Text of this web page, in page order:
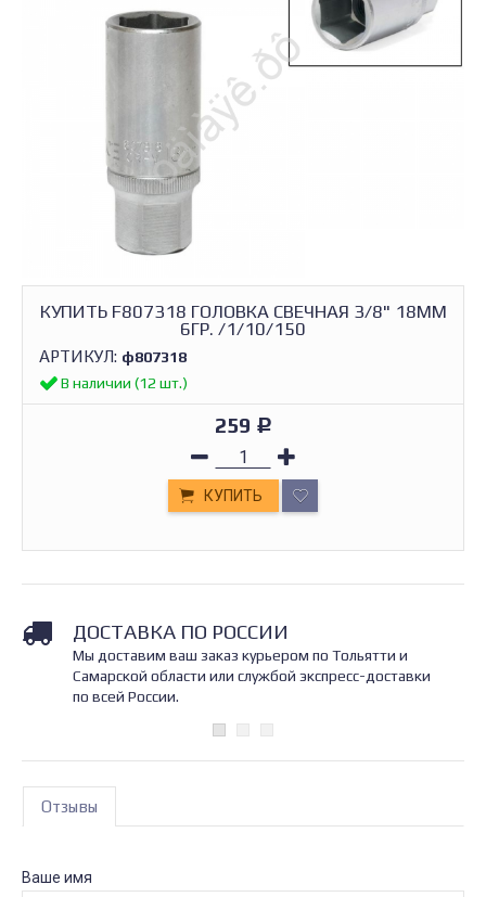
КУПИТЬ F807318 ГОЛОВКА СВЕЧНАЯ 3/8" 18ММ
6ГР. /1/10/150
АРТИКУЛ: ф807318
В наличии (12 шт.)
259 Р
КУПИТЬ
ДОСТАВКА ПО РОССИИ
Мы доставим ваш заказ курьером по Тольятти и
Самарской области или службой экспресс-доставки
по всей России.
Отзывы
Ваше имя